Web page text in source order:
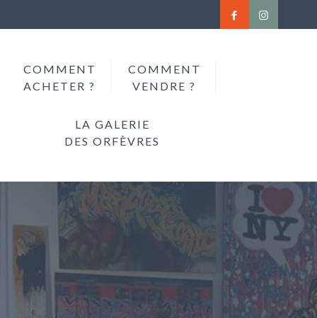
COMMENT
ACHETER ?
COMMENT
VENDRE ?
LA GALERIE
DES ORFÈVRES